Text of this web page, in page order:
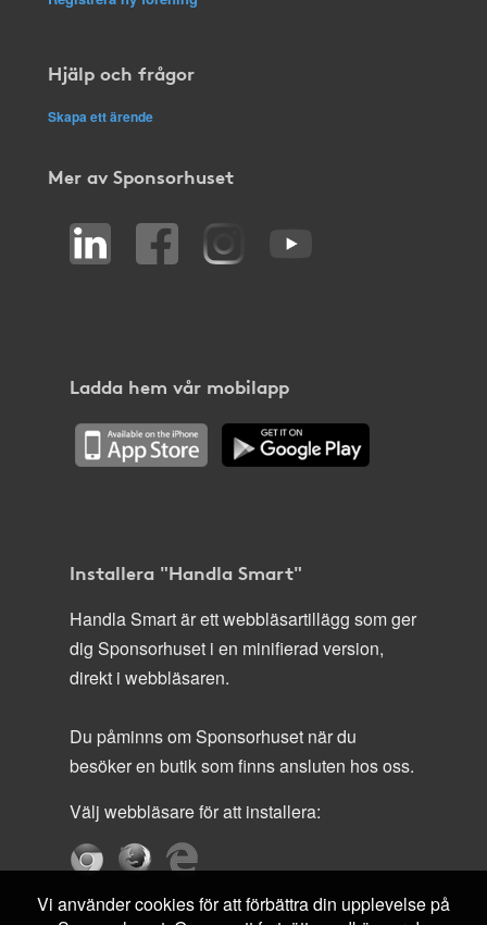
Hjälp och frågor
Skapa ett ärende
Mer av Sponsorhuset
Ladda hem vår mobilapp
Installera "Handla Smart"
Handla Smart är ett webbläsartillägg som ger
dig Sponsorhuset i en minifierad version,
direkt i webbläsaren.
Du påminns om Sponsorhuset när du
besöker en butik som finns ansluten hos oss.
Välj webbläsare för att installera:
Vi använder cookies för att förbättra din upplevelse på